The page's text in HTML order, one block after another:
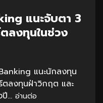
แนะจับตา 3
ลงทุนในช่วง
แนะนักลงทุน
ลงทุนฝ่าวิกฤต และ
... อ่านต่อ